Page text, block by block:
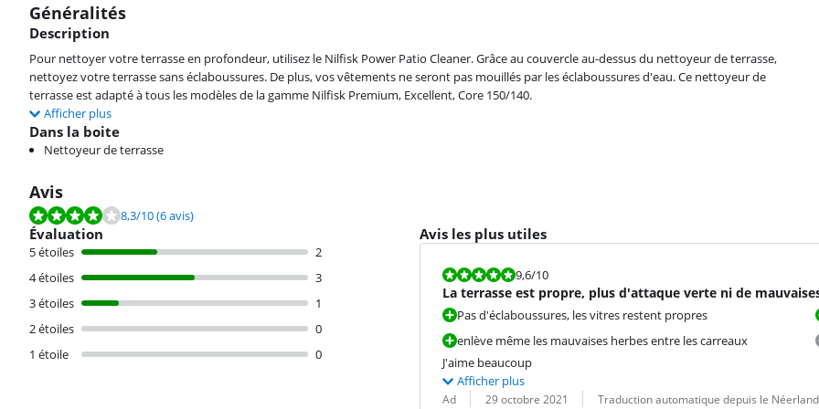
Généralités
Description
Pour nettoyer votre terrasse en profondeur, utilisez le Nilfisk Power Patio Cleaner. Grâce au couvercle au-dessus du nettoyeur de terrasse,
nettoyez votre terrasse sans éclaboussures. De plus, vos vêtements ne seront pas mouillés par les éclaboussures d'eau. Ce nettoyeur de
terrasse est adapté à tous les modèles de la gamme Nilfisk Premium, Excellent, Core 150/140.
Afficher plus
Dans la boite
Nettoyeur de terrasse
Avis
La note est de 8,3 sur 10, basée sur 6 avis.
8,3/10(6 avis)
Évaluation
5 étoiles
2
4 étoiles
3
3 étoiles
1
2 étoiles
0
1 étoile
0
Avis les plus utiles
La note est 9,6 sur 10.
9,6/10
La terrasse est propre, plus d'attaque verte ni de
Pas d'éclaboussures, les vitres restent propres
enlève même les mauvaises herbes entre les carreaux
J'aime beaucoup
Afficher plus
Évaluation par :
Ad
Date : 29 octobre 2021
Traduction : Traduction automatique depuis le